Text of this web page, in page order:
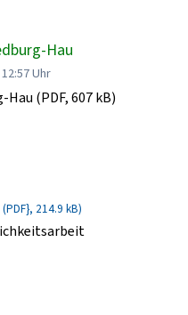
Hau
Uhr
(PDF, 607 kB)
214.9 kB)